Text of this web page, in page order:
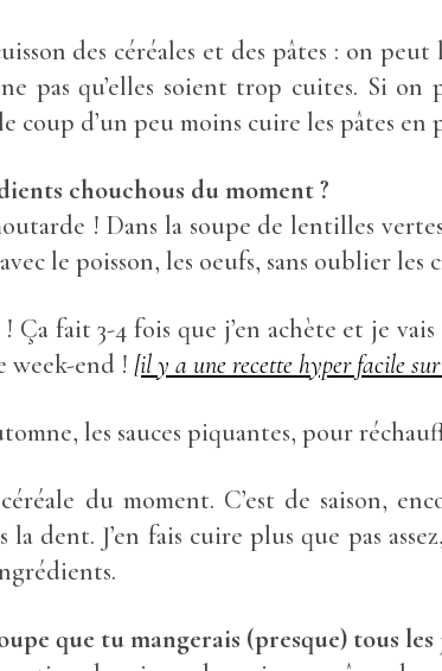
des céréales et des pâtes : on
pas qu’elles soient trop cuites. Si
coup d’un peu moins cuire les pâtes en
chouchous du moment ?
! Dans la soupe de lentilles
le poisson, les oeufs, sans oublier les
! Ça fait 3-4 fois que j’en achète et je
week-end ! [il y a une recette hyper facile
les sauces piquantes, pour
du moment. C’est de saison,
la dent. J’en fais cuire plus que pas
que tu mangerais (presque) tous les